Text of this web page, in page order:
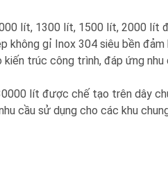
lít, 1300 lít, 1500 lít, 2000 lít
không gỉ Inox 304 siêu bền
trúc công trình, đáp ứng
lít được chế tạo trên dây
cầu sử dụng cho các khu